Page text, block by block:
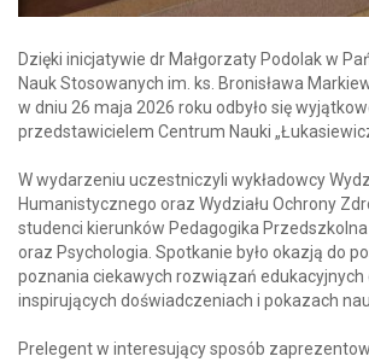
Dzięki inicjatywie dr Małgorzaty Podolak w
Nauk Stosowanych im. ks. Bronisława
w dniu 26 maja 2026 roku odbyło się
przedstawicielem Centrum Nauki
W wydarzeniu uczestniczyli wykładowcy
Humanistycznego oraz Wydziału Ochrony
studenci kierunków Pedagogika
oraz Psychologia. Spotkanie było okazją do
poznania ciekawych rozwiązań edukacyjnych
inspirujących doświadczeniach i pokazach
Prelegent w interesujący sposób